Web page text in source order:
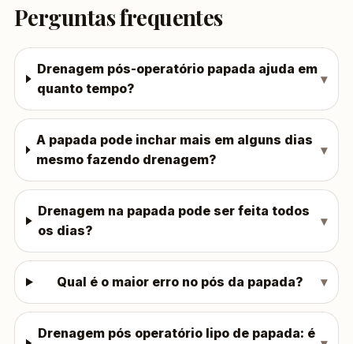
Perguntas frequentes
Drenagem pós-operatório papada ajuda em
quanto tempo?
A papada pode inchar mais em alguns dias
mesmo fazendo drenagem?
Drenagem na papada pode ser feita todos
os dias?
Qual é o maior erro no pós da papada?
Drenagem pós operatório lipo de papada: é